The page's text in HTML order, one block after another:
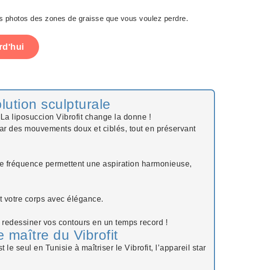
des zones de graisse que vous voulez perdre.
sculpturale
La liposuccion Vibrofit change la donne !
des mouvements doux et ciblés, tout en préservant
permettent une aspiration harmonieuse,
votre corps avec élégance.
vos contours en un temps record !
maître du Vibrofit
le seul en Tunisie à maîtriser le Vibrofit, l’appareil star